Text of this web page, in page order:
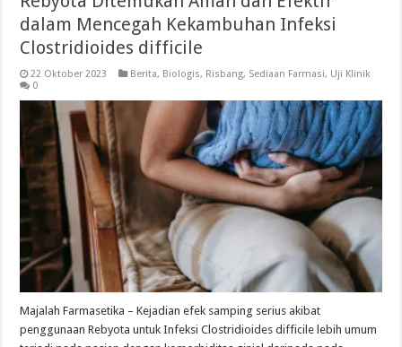
dalam Mencegah Kekambuhan Infeksi
Clostridioides difficile
22 Oktober 2023 Berita, Biologis, Risbang, Sediaan Farmasi, Uji Klinik
0
Majalah Farmasetika – Kejadian efek samping serius akibat
penggunaan Rebyota untuk Infeksi Clostridioides difficile lebih umum